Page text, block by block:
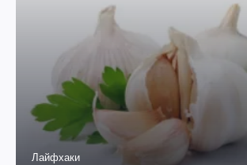
Лайфхаки